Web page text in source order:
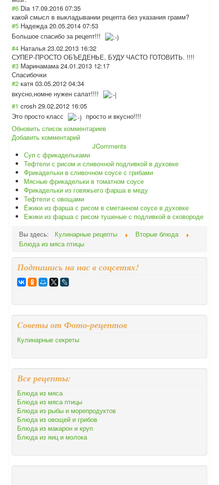
#6 Dia 17.09.2016 07:35
какой смысл в выкладывании рецепта без указания грамм?
#5 Надежда 20.05.2014 07:53
Большое спасибо за рецепт!!!
#4 Наталья 23.02.2013 16:32
СУПЕР-ПРОСТО ОБЪЕДЕНЬЕ, БУДУ ЧАСТО ГОТОВИТЬ. !!!!
#3 Маринамама 24.01.2013 12:17
Спасибочки
#2 катя 03.05.2012 04:34
вкусно,номне нужен салат!!!!
#1 crosh 29.02.2012 16:05
Это просто класс
просто и вкусно!!!!
Обновить список комментариев
Добавить комментарий
JComments
Суп с фрикадельками
Тефтели с рисом и сливочной подливкой в духовке
Фрикадельки в сливочном соусе с грибами
Мясные фрикадельки в томатном соусе
Фрикадельки из говяжьего фарша в меду
Тефтели с овощами
Ёжики из фарша с рисом в сметанном соусе в духовке
Ежики из фарша с рисом тушеные с подливкой в сковороде
Вы здесь:
Кулинарные рецепты
Вторые блюда
Блюда из мяса птицы
Подпишись на нас в соцсетях!
Cоветы от Фото-рецептов
Кулинарные секреты
Все рецепты:
Блюда из мяса
Блюда из мяса птицы
Блюда из рыбы и морепродуктов
Блюда из овощей и грибов
Блюда из макарон и круп
Блюда из яиц и молока